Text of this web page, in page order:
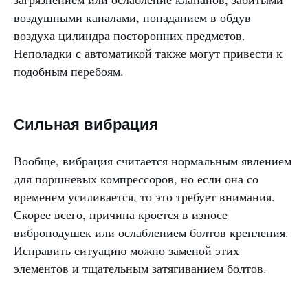
воздушными каналами, попаданием в обдув
воздуха цилиндра посторонних предметов.
Неполадки с автоматикой также могут привести к
подобным перебоям.
Сильная вибрация
Вообще, вибрация считается нормальным явлением
для поршневых компрессоров, но если она со
временем усиливается, то это требует внимания.
Скорее всего, причина кроется в износе
виброподушек или ослаблением болтов крепления.
Исправить ситуацию можно заменой этих
элементов и тщательным затягиванием болтов.